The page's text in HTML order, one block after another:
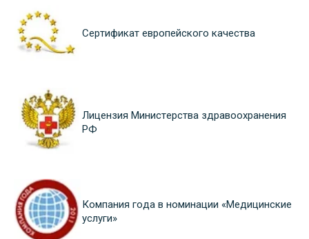
Сертификат европейского качества
Лицензия Министерства здравоохранения
РФ
Компания года в номинации «Медицинские
услуги»